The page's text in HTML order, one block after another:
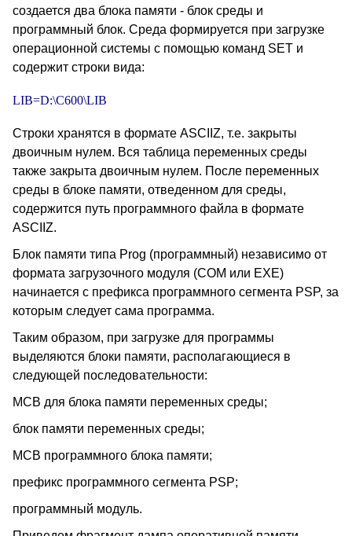
создается два блока памяти - блок среды и
программный блок. Среда формируется при загрузке
операционной системы с помощью команд SET и
содержит строки вида:
LIB=D:\C600\LIB
Строки хранятся в формате ASCIIZ, т.е. закрыты
двоичным нулем. Вся таблица переменных среды
также закрыта двоичным нулем. После переменных
среды в блоке памяти, отведенном для среды,
содержится путь программного файла в формате
ASCIIZ.
Блок памяти типа Prog (программный) независимо от
формата загрузочного модуля (COM или EXE)
начинается с префикса программного сегмента PSP, за
которым следует сама программа.
Таким образом, при загрузке для программы
выделяются блоки памяти, располагающиеся в
следующей последовательности:
MCB для блока памяти переменных среды;
блок памяти переменных среды;
MCB программного блока памяти;
префикс программного сегмента PSP;
программный модуль.